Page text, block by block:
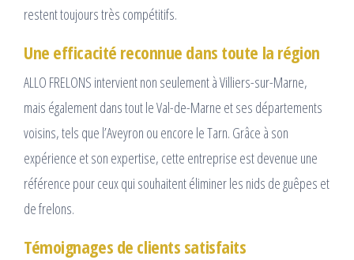
restent toujours très compétitifs.
Une efficacité reconnue dans toute la région
ALLO FRELONS intervient non seulement à Villiers-sur-Marne,
mais également dans tout le Val-de-Marne et ses départements
voisins, tels que l’Aveyron ou encore le Tarn. Grâce à son
expérience et son expertise, cette entreprise est devenue une
référence pour ceux qui souhaitent éliminer les nids de guêpes et
de frelons.
Témoignages de clients satisfaits